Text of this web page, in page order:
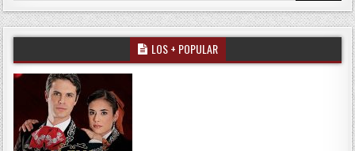
LOS + POPULAR